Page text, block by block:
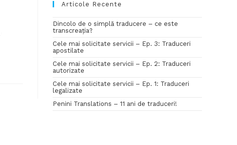
Articole Recente
Dincolo de o simplă traducere – ce este
transcreația?
Cele mai solicitate servicii – Ep. 3: Traduceri
apostilate
Cele mai solicitate servicii – Ep. 2: Traduceri
autorizate
Cele mai solicitate servicii – Ep. 1: Traduceri
legalizate
Penini Translations – 11 ani de traduceri!